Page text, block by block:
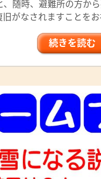
、随時、避難所の方か
がなされますことを
続きを読む